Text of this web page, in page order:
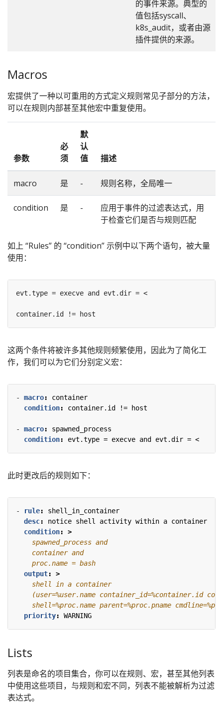
的事件来源。典型的
值包括syscall、
k8s_audit，或者由源
插件提供的来源。
Macros
宏提供了一种以可重用的方式定义规则常见子部分的方法，
可以在规则内部甚至其他宏中重复使用。
参数
必
须
默
认
值
描述
macro 是 - 规则名称，全局唯一
condition 是 -
应用于事件的过滤表达式，用
于检查它们是否与规则匹配
如上 “Rules” 的 “condition” 示例中以下两个语句，被大量
使用：
这两个条件将被许多其他规则频繁使用，因此为了简化工
作，我们可以为它们分别定义宏：
- macro:
container
condition: container.id != host
- macro:
spawned_process
condition: evt.type = execve and evt.dir = <
此时更改后的规则如下：
- rule:
shell_in_container
desc:
notice shell activity within a container
condition:
>
    proc.name = bash
output:
>
shell=%proc.name parent=%proc.pname
priority: WARNING
Lists
列表是命名的项目集合，你可以在规则、宏，甚至其他列表
中使用这些项目，与规则和宏不同，列表不能被解析为过滤
表达式。